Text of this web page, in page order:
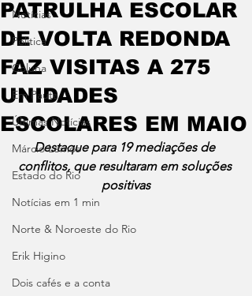
Notícias
Política
Coluna
Em Pauta
Últimas Notícias
Márcio Lemos
Estado do Rio
Notícias em 1 min
Norte & Noroeste do Rio
Erik Higino
Dois cafés e a conta
PATRULHA ESCOLAR
DE VOLTA REDONDA
FAZ VISITAS A 275
UNIDADES
ESCOLARES EM MAIO
Destaque para 19 mediações de
conflitos, que resultaram em soluções
positivas